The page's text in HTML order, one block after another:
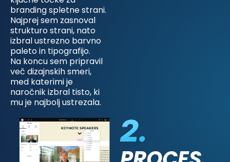
branding spletne strani.
Najprej sem zasnoval
strukturo strani, nato
izbral ustrezno barvno
paleto in tipografijo.
Na koncu sem pripravil
več dizajnskih smeri,
med katerimi je
naročnik izbral tisto, ki
mu je najbolj ustrezala.